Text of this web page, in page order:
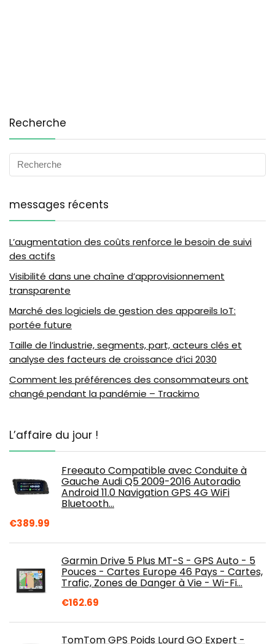
Recherche
messages récents
L’augmentation des coûts renforce le besoin de suivi
des actifs
Visibilité dans une chaîne d’approvisionnement
transparente
Marché des logiciels de gestion des appareils IoT:
portée future
Taille de l’industrie, segments, part, acteurs clés et
analyse des facteurs de croissance d’ici 2030
Comment les préférences des consommateurs ont
changé pendant la pandémie – Trackimo
L’affaire du jour !
Freeauto Compatible avec Conduite à
Gauche Audi Q5 2009-2016 Autoradio
Android 11.0 Navigation GPS 4G WiFi
Bluetooth…
€389.99
Garmin Drive 5 Plus MT-S - GPS Auto - 5
Pouces - Cartes Europe 46 Pays - Cartes,
Trafic, Zones de Danger à Vie - Wi-Fi…
€162.69
TomTom GPS Poids Lourd GO Expert -